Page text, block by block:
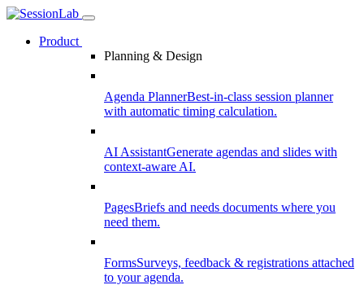
Product
Planning & Design
Agenda PlannerBest-in-class session planner
with automatic timing calculation.
AI AssistantGenerate agendas and slides with
context-aware AI.
PagesBriefs and needs documents where you
need them.
FormsSurveys, feedback & registrations attached
to your agenda.